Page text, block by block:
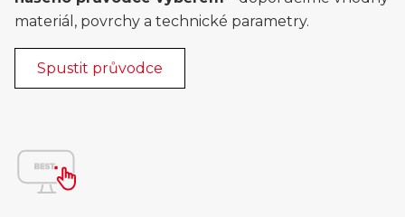
materiál, povrchy a technické parametry.
Spustit průvodce